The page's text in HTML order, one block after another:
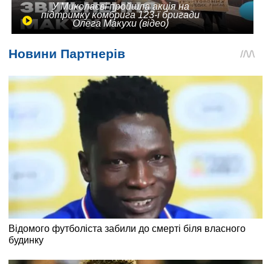
У Миколаєві пройшла акція на
підтримку комбрига 123-ї бригади
Олега Макухи (відео)